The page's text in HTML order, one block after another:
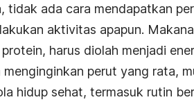
tidak ada cara mendapatkan
aktivitas apapun.
harus diolah menjadi
perut yang rata,
hidup sehat, termasuk rutin